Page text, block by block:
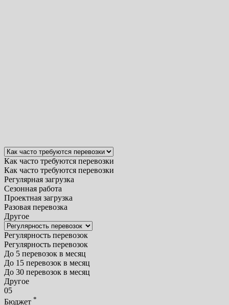
Как часто требуются перевозки
Как часто требуются перевозки
Регулярная загрузка
Сезонная работа
Проектная загрузка
Разовая перевозка
Другое
Регулярность перевозок
Регулярность перевозок
До 5 перевозок в месяц
До 15 перевозок в месяц
До 30 перевозок в месяц
Другое
05
Бюджет *